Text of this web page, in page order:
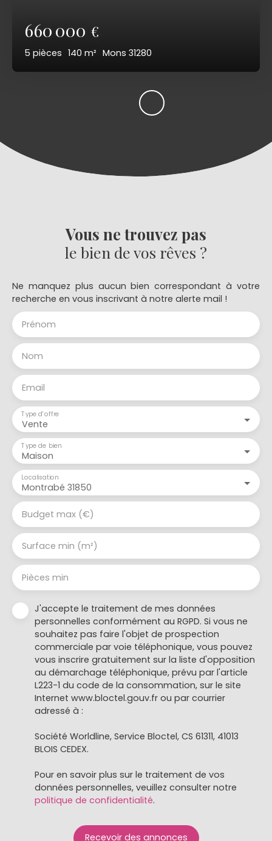
660 000 €
5 pièces 140 m² Mons 31280
Vous ne trouvez pas
le bien de vos rêves ?
Ne manquez plus aucun bien correspondant à votre
recherche en vous inscrivant à notre alerte mail !
Prénom
Nom
Email
Vente
Type d'offre
Maison
Type de bien
Montrabé 31850
Localisation
Budget max (€)
Surface min (m²)
Pièces min
J'accepte le traitement de mes données
personnelles conformément au RGPD. Si vous ne
souhaitez pas faire l'objet de prospection
commerciale par voie téléphonique, vous pouvez
vous inscrire gratuitement sur la liste d'opposition
au démarchage téléphonique, prévu par l'article
L223-1 du code de la consommation, sur le site
Internet www.bloctel.gouv.fr ou par courrier
adressé à :
Société Worldline, Service Bloctel, CS 61311, 41013
BLOIS CEDEX.
Pour en savoir plus sur le traitement de vos
données personnelles, veuillez consulter notre
politique de confidentialité.
Recevoir des annonces